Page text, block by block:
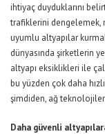
ihtiyaç duyduklarını
trafiklerini
uyumlu altyapılar
dünyasında şirketlerin
altyapı eksiklikleri ile
bu yüzden çok daha
şimdiden, ağ
Daha güvenli